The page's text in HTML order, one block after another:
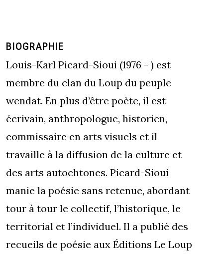
BIOGRAPHIE
Louis-Karl Picard-Sioui (1976 - ) est
membre du clan du Loup du peuple
wendat. En plus d’être poète, il est
écrivain, anthropologue, historien,
commissaire en arts visuels et il
travaille à la diffusion de la culture et
des arts autochtones. Picard-Sioui
manie la poésie sans retenue, abordant
tour à tour le collectif, l’historique, le
territorial et l’individuel. Il a publié des
recueils de poésie aux Éditions Le Loup